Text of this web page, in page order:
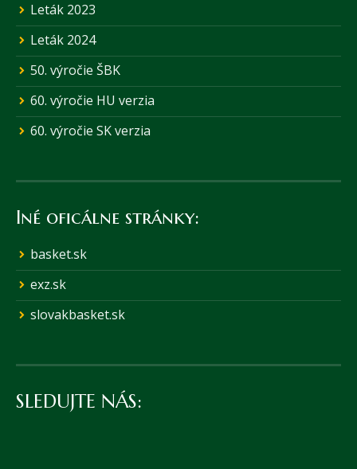
Leták 2023
Leták 2024
50. výročie ŠBK
60. výročie HU verzia
60. výročie SK verzia
Iné oficálne stránky:
basket.sk
exz.sk
slovakbasket.sk
SLEDUJTE NÁS: